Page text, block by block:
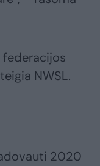
federacijos
NWSL.
2020